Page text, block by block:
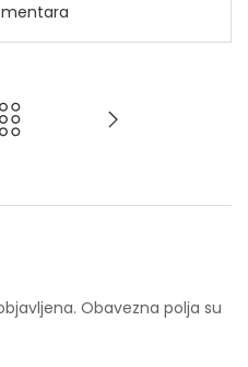
Obavezna polja su